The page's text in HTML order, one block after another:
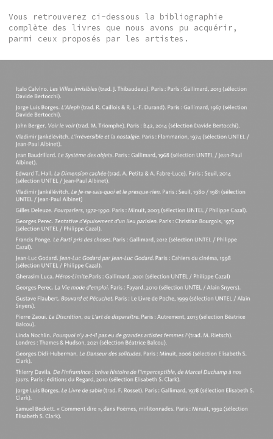
Vous retrouverez ci-dessous la bibliographie
complète des livres que nous avons pu acquérir,
parmi ceux proposés par les artistes.